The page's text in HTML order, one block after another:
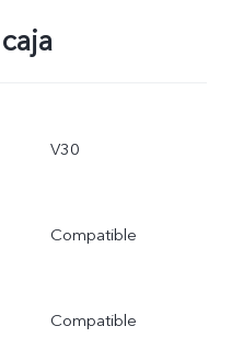
V30
Compatible
Compatible